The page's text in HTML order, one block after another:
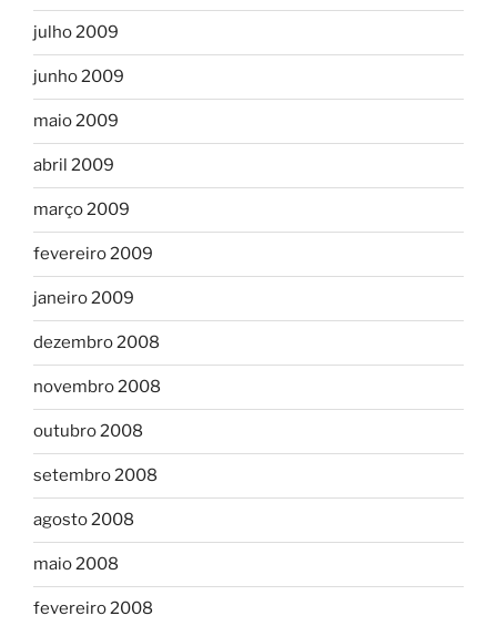
julho 2009
junho 2009
maio 2009
abril 2009
março 2009
fevereiro 2009
janeiro 2009
dezembro 2008
novembro 2008
outubro 2008
setembro 2008
agosto 2008
maio 2008
fevereiro 2008